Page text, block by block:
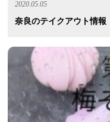
2020.05.05
奈良のテイクアウト情報